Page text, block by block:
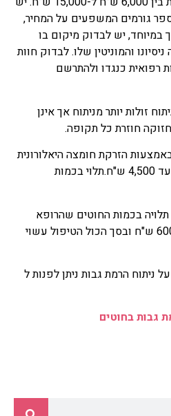
גורמים המשפעים על המחיר,
במיוחד, יש לבדוק מיקום בו
והמוניטין שלו. לבדוק חוות
רפואית כנגדו ולהתרשם
זולות יותר מניתוח אך אינן
חוזרת כל תקופה.
הזרקת חומצה היאלורונית
או בוטוקס הינה 1,200 ש"ח עד 4,500 ש"ח.תלוי בכמות
בכמות החוטים שהרופא
מחדיר כל חוט עשוי לעלות 600 ש"ח ובסך הכול הטיפול עשוי
ניתוח הרמת גבות ניתן לפנות ל
גבות בחוטים